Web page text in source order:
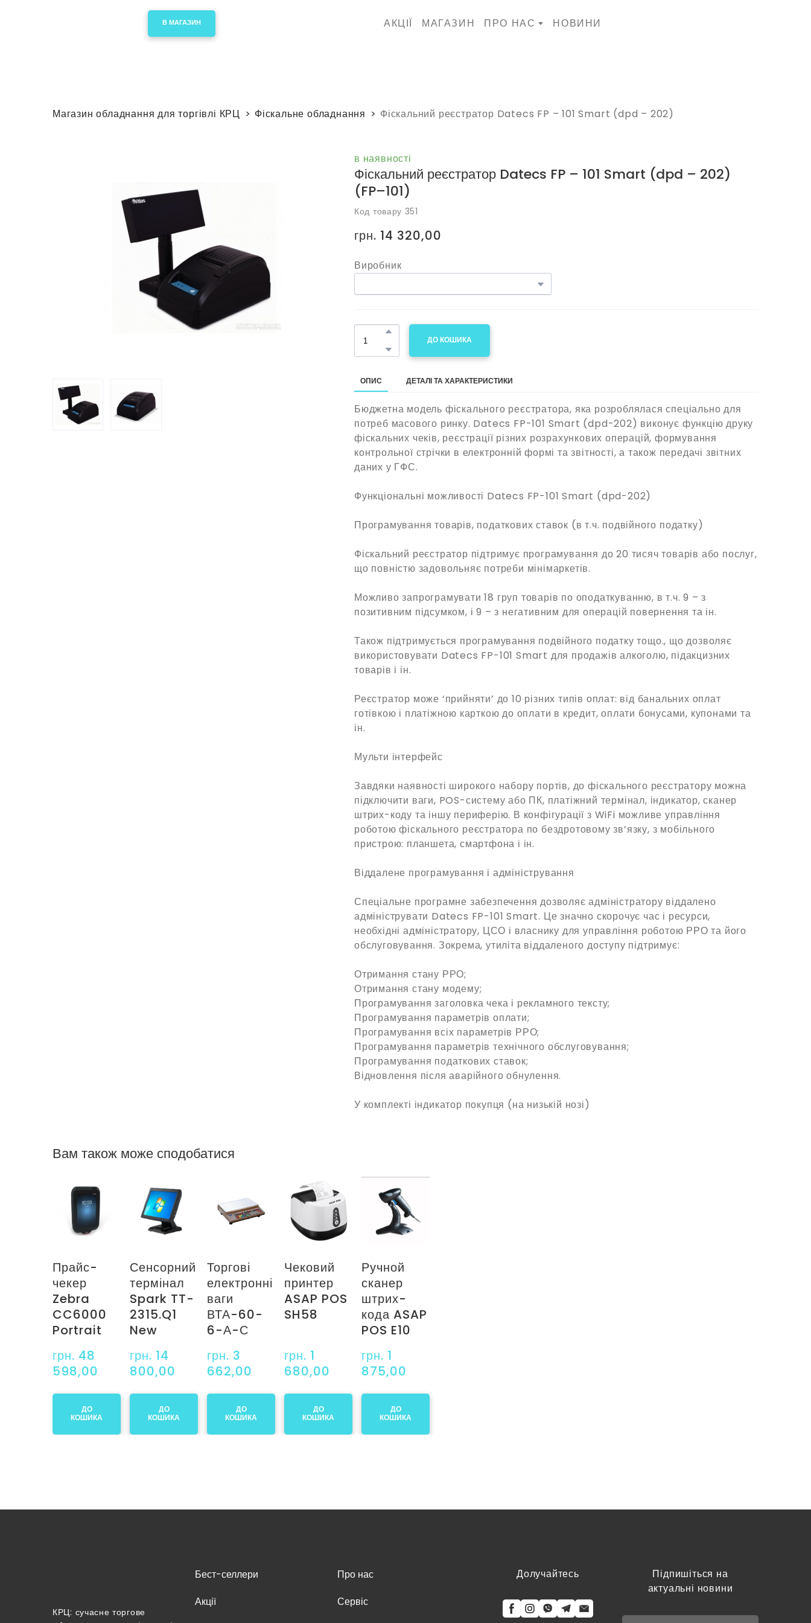
В МАГАЗИН АКЦІЇ МАГАЗИН ПРО НАС НОВИНИ
Магазин обладнання для торгівлі КРЦ Фіскальне обладнання Фіскальний реєстратор Datecs FP – 101 Smart (dpd – 202)
в наявності
Фіскальний реєстратор Datecs FP – 101 Smart (dpd – 202)
(FP–101)
Код товару 351
грн. 14 320,00
Виробник
ДО КОШИКА
ОПИС ДЕТАЛІ ТА ХАРАКТЕРИСТИКИ
Бюджетна модель фіскального реєстратора, яка розроблялася спеціально для
потреб масового ринку. Datecs FP-101 Smart (dpd-202) виконує функцію друку
фіскальних чеків, реєстрації різних розрахункових операцій, формування
контрольної стрічки в електронній формі та звітності, а також передачі звітних
даних у ГФС.
Функціональні можливості Datecs FP-101 Smart (dpd-202)
Програмування товарів, податкових ставок (в т.ч. подвійного податку)
Фіскальний реєстратор підтримує програмування до 20 тисяч товарів або послуг,
що повністю задовольняє потреби мінімаркетів.
Можливо запрограмувати 18 груп товарів по оподаткуванню, в т.ч. 9 – з
позитивним підсумком, і 9 – з негативним для операцій повернення та ін.
Також підтримується програмування подвійного податку тощо., що дозволяє
використовувати Datecs FP-101 Smart для продажів алкоголю, підакцизних
товарів і ін.
Реєстратор може ‘прийняти’ до 10 різних типів оплат: від банальних оплат
готівкою і платіжною карткою до оплати в кредит, оплати бонусами, купонами та
ін.
Мульти інтерфейс
Завдяки наявності широкого набору портів, до фіскального реєстратору можна
підключити ваги, POS-систему або ПК, платіжний термінал, індикатор, сканер
штрих-коду та іншу периферію. В конфігурації з WiFi можливе управління
роботою фіскального реєстратора по бездротовому зв’язку, з мобільного
пристрою: планшета, смартфона і ін.
Віддалене програмування і адміністрування
Спеціальне програмне забезпечення дозволяє адміністратору віддалено
адмініструвати Datecs FP-101 Smart. Це значно скорочує час і ресурси,
необхідні адміністратору, ЦСО і власнику для управління роботою РРО та його
обслуговування. Зокрема, утиліта віддаленого доступу підтримує:
Отримання стану РРО;
Отримання стану модему;
Програмування заголовка чека і рекламного тексту;
Програмування параметрів оплати;
Програмування всіх параметрів РРО;
Програмування параметрів технічного обслуговування;
Програмування податкових ставок;
Відновлення після аварійного обнулення.
У комплекті індикатор покупця (на низькій нозі)
Вам також може сподобатися
Прайс-
чекер
Zebra
CC6000
Portrait
грн. 48
598,00
ДО
КОШИКА
Сенсорний
термінал
Spark TT-
2315.Q1
New
грн. 14
800,00
ДО
КОШИКА
Торгові
електронні
ваги
ВТА-60-
6-А-С
грн. 3
662,00
ДО
КОШИКА
Чековий
принтер
ASAP POS
SH58
грн. 1
680,00
ДО
КОШИКА
Ручной
сканер
штрих-
кода ASAP
POS E10
грн. 1
875,00
ДО
КОШИКА
КРЦ: сучасне торгове
Бест-селлери
Акції
Про нас
Сервіс
Долучайтесь
Підпишіться на
актуальні новини